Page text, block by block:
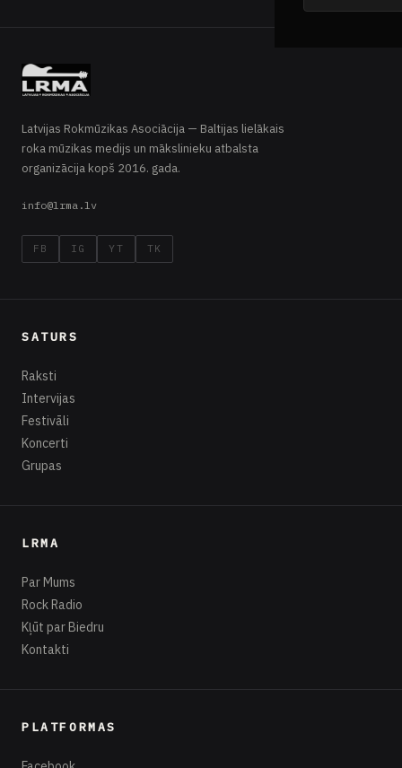
Latvijas Rokmūzikas Asociācija — Baltijas lielākais
roka mūzikas medijs un mākslinieku atbalsta
organizācija kopš 2016. gada.
info@lrma.lv
FB IG YT TK
SATURS
Raksti
Intervijas
Festivāli
Koncerti
Grupas
LRMA
Par Mums
Rock Radio
Kļūt par Biedru
Kontakti
PLATFORMAS